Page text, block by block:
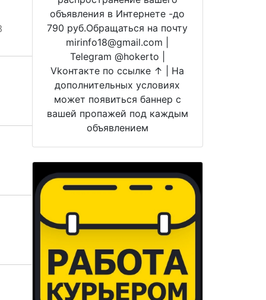
объявления в Интернете -до
790 руб.Обращаться на почту
mirinfo18@gmail.com |
Telegram @hokerto |
Vkонтакте по ссылке ↑ | На
дополнительных условиях
может появиться баннер с
вашей пропажей под каждым
объявлением